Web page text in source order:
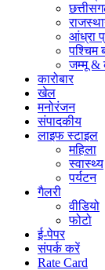
आंध्रा
पश्चिम
जम्मू &
कारोबार
खेल
मनोरंजन
संपादकीय
लाइफ स्टाइल
महिला
स्वास्थ्य
पर्यटन
गैलरी
वीडियो
फोटो
ई-पेपर
संपर्क करें
Rate Card